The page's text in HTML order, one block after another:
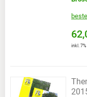
inkl.